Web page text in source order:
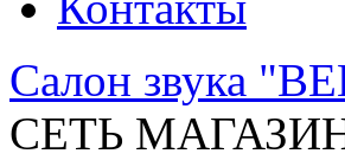
Салон звука
СЕТЬ